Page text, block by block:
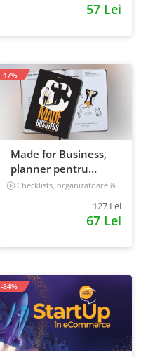
57 Lei
Made for Business,
planner pentru
afaceri & viata,
Checklists, organizatoare &
127 Lei
67 Lei
-47%
-84%